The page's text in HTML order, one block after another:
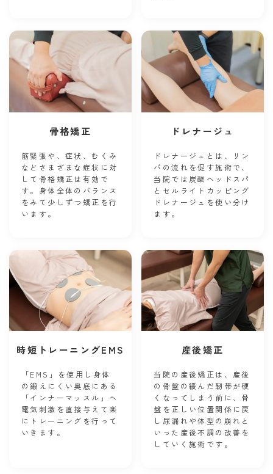
骨格矯正
筋緊張や、症状、むくみ
などさまざまな症状に対
して骨格矯正は有効で
す。身体全体のバランス
をみて少しずつ矯正を行
います。
ドレナージュ
ドレナージュとは、リン
パの流れを促す施術で、
当院では炭酸ヘッドスパ
とセルライトカッピング
ドレナージュを使い分け
ます。
時短トレーニングEMS
「EMS」を使用し身体
の鍛えにくい奥底にある
「インナーマッスル」へ
電気刺激を直接与えて楽
にトレーニングを行って
いきます。
産後矯正
当院の産後矯正は、産後
の骨盤の緩んだ靭帯が硬
くなってしまう前に、骨
盤を正しい位置関係に戻
し尿漏れや体型の崩れと
いった産後不調の改善を
していく施術です。